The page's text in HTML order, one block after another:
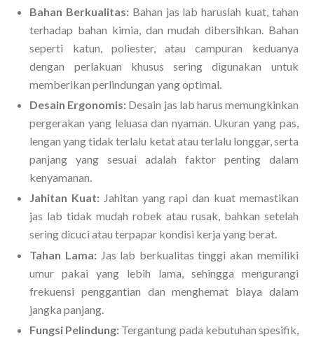
Bahan Berkualitas: Bahan jas lab haruslah kuat, tahan
terhadap bahan kimia, dan mudah dibersihkan. Bahan
seperti katun, poliester, atau campuran keduanya
dengan perlakuan khusus sering digunakan untuk
memberikan perlindungan yang optimal.
Desain Ergonomis: Desain jas lab harus memungkinkan
pergerakan yang leluasa dan nyaman. Ukuran yang pas,
lengan yang tidak terlalu ketat atau terlalu longgar, serta
panjang yang sesuai adalah faktor penting dalam
kenyamanan.
Jahitan Kuat: Jahitan yang rapi dan kuat memastikan
jas lab tidak mudah robek atau rusak, bahkan setelah
sering dicuci atau terpapar kondisi kerja yang berat.
Tahan Lama: Jas lab berkualitas tinggi akan memiliki
umur pakai yang lebih lama, sehingga mengurangi
frekuensi penggantian dan menghemat biaya dalam
jangka panjang.
Fungsi Pelindung: Tergantung pada kebutuhan spesifik,